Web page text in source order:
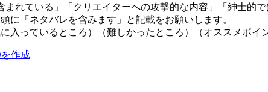
れている」「クリエイターへの攻撃的な内容」「紳士的で
に「ネタバレを含みます」と記載をお願いします。
入っているところ）（難しかったところ）（オススメポイ
を作成